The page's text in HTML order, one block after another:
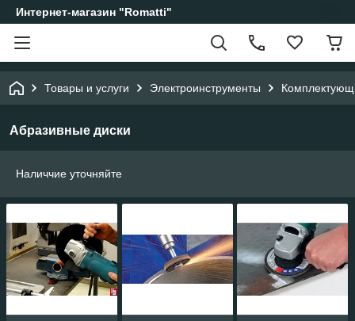
Интернет-магазин "Romatti"
Товары и услуги Электроинструменты
Абразивные диски
Наличчие уточняйте